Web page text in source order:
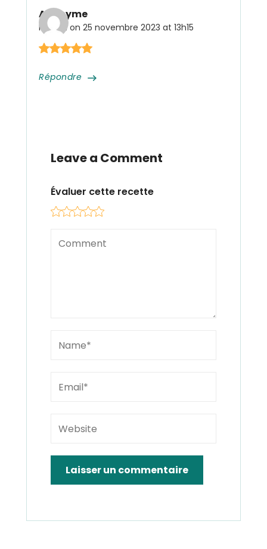
Anonyme
Posted on 25 novembre 2023 at 13h15
Répondre
Leave a Comment
Évaluer cette recette